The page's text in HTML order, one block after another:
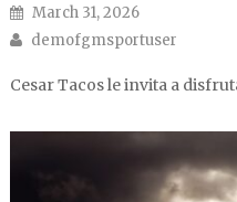
Posted on
March 31, 2026
Author
demofgmsportuser
Cesar Tacos le invita a